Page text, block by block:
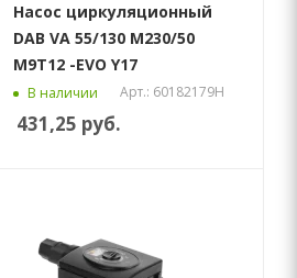
Насос циркуляционный
DAB VA 55/130 М230/50
М9Т12 -EVO Y17
В наличии Арт.: 60182179H
431,25 руб.